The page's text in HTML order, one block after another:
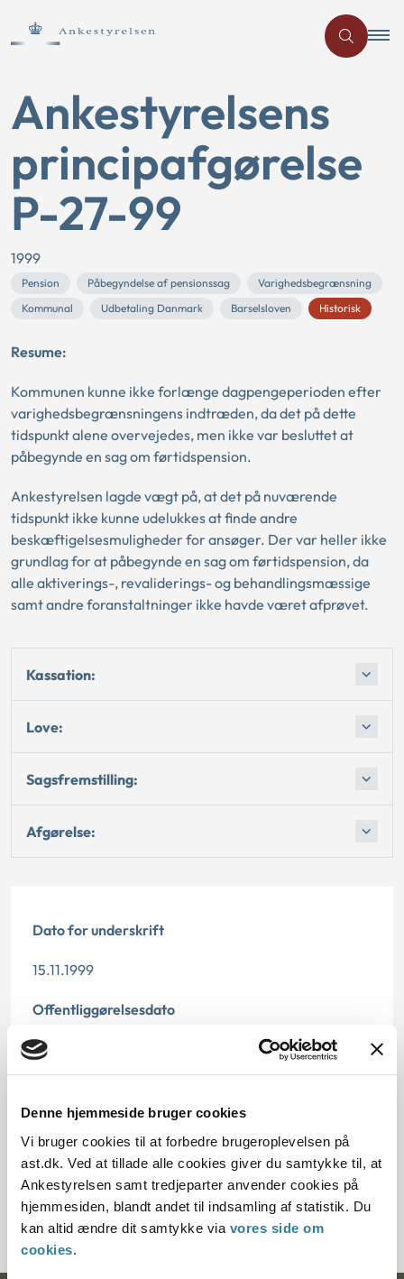
Denne hjemmeside bruger cookies
Vi bruger cookies til at forbedre brugeroplevelsen på
ast.dk. Ved at tillade alle cookies giver du samtykke til, at
Ankestyrelsen samt tredjeparter anvender cookies på
hjemmesiden, blandt andet til indsamling af statistik. Du
kan altid ændre dit samtykke via vores side om
cookies.
Ankestyrelsens
principafgørelse
P-27-99
1999
Pension Påbegyndelse af pensionssag
Varighedsbegrænsning
Kommunal
Udbetaling Danmark Barselsloven Historisk
Resume:
Kommunen kunne ikke forlænge dagpengeperioden efter
varighedsbegrænsningens indtræden, da det på dette
tidspunkt alene overvejedes, men ikke var besluttet at
påbegynde en sag om førtidspension.
Ankestyrelsen lagde vægt på, at det på nuværende
tidspunkt ikke kunne udelukkes at finde andre
beskæftigelsesmuligheder for ansøger. Der var heller ikke
grundlag for at påbegynde en sag om førtidspension, da
alle aktiverings-, revaliderings- og behandlingsmæssige
samt andre foranstaltninger ikke havde været afprøvet.
Kassation:
Love:
Sagsfremstilling:
Afgørelse:
Dato for underskrift
15.11.1999
Offentliggørelsesdato
12.07.2013
Journalnummer
600713-99